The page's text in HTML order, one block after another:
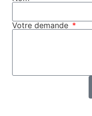
Votre demande